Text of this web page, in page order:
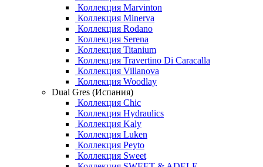
Коллекция Marvinton
Коллекция Minerva
Коллекция Rodano
Коллекция Serena
Коллекция Titanium
Коллекция Travertino Di Caracalla
Коллекция Villanova
Коллекция Woodlay
Dual Gres (Испания)
Коллекция Chic
Коллекция Hydraulics
Коллекция Kaly
Коллекция Luken
Коллекция Peyto
Коллекция Sweet